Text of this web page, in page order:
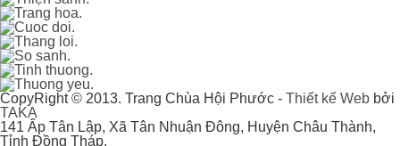
CopyRight © 2013. Trang Chùa Hội Phước - Thiết kế Web bởi
TAKA
141 Ấp Tân Lập, Xã Tân Nhuận Đông, Huyện Châu Thành,
Tỉnh Đồng Tháp.